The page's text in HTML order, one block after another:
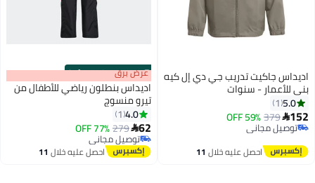
اديداس جاكيت تدريب جي دي إل كيه
بني للأعمار - سنوات
5.0
1
152
379
59% OFF
توصيل مجاني
توصيل مجاني
احصل عليه خلال 11
00m:00s
·
100% Left عرض برق
اديداس بنطلون رياضي للأطفال من
تيرو منسوج
4.0
1
62
279
77% OFF
توصيل مجاني
توصيل مجانياحصل عليه خلال 11